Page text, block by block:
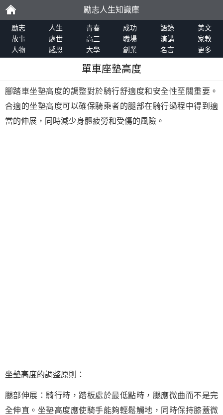
勵
志
勵志人生知識庫
勵志 人生 青春 成功 語錄
美文
故事
處世 高三 職場 演講
家教
人物
感恩 大學 創業 名言 更多
單車座墊高度
腳踏車坐墊高度的調整對於騎行舒適度和安全性至關重要。
合適的坐墊高度可以確保騎乘者的腿部在騎行過程中得到適
當的伸展，同時減少身體疲勞和受傷的風險。
坐墊高度的調整原則：
腿部伸展：騎行時，踏板處於最低點時，腿應微曲而不是完
全伸直。坐墊高度應使騎手能夠輕鬆觸地，同時保持膝蓋微